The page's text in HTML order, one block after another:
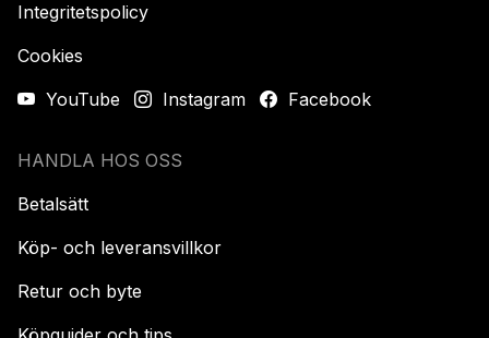
Integritetspolicy
Cookies
YouTube
Instagram Facebook
HANDLA HOS OSS
Betalsätt
Köp- och leveransvillkor
Retur och byte